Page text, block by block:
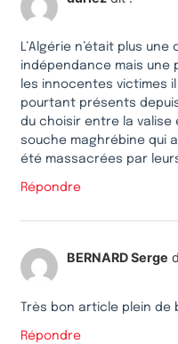
L’Algérie n’était plus
indépendance mais une
les innocentes victimes
pourtant présents
du choisir entre la valise
souche maghrébine qui
été massacrées par
Répondre
BERNARD Serge
Très bon article plein de
Répondre